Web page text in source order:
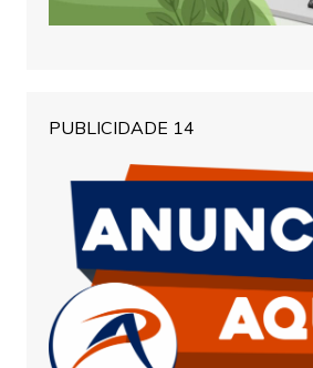
PUBLICIDADE 14